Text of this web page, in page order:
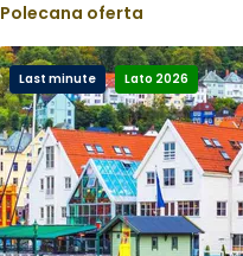
Polecana oferta
Last minute Lato 2026